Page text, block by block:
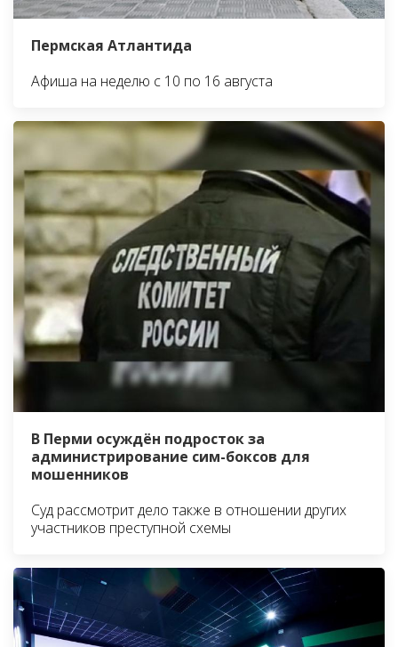
Пермская Атлантида
Афиша на неделю с 10 по 16 августа
В Перми осуждён подросток за
администрирование сим-боксов для
мошенников
Суд рассмотрит дело также в отношении других
участников преступной схемы